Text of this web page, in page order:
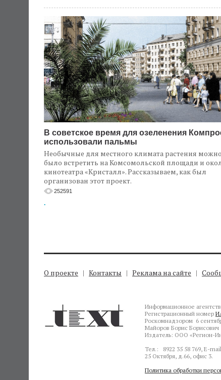
В советское время для озеленения
использовали пальмы
Необычные для местного климата растения можно
было встретить на Комсомольской площади и
кинотеатра «Кристалл». Рассказываем, как был
организован этот проект.
252591
.
О проекте Контакты Реклама на сайте
Информационное
Регистрационный номер
Роскомнадзором 6
Майоров Борис Борисович
Издатель: ООО «Регион-
Тел.: 8922 35 58 769, E-
25 Октября, д.66, офис 3.
Политика обработки